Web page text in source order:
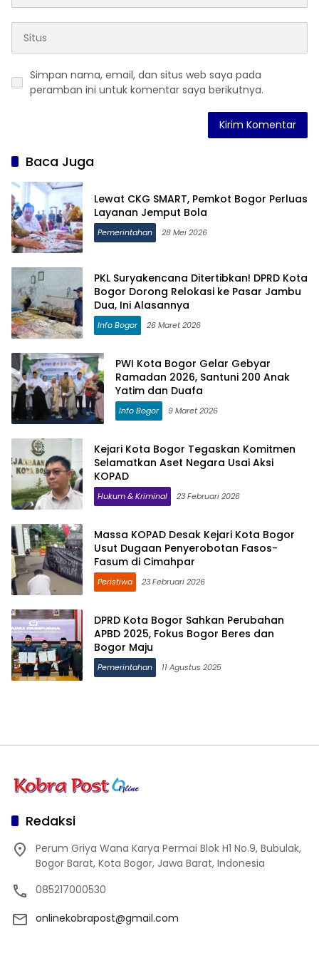
Simpan nama, email, dan situs web saya pada
peramban ini untuk komentar saya berikutnya.
Baca Juga
Lewat CKG SMART, Pemkot Bogor Perluas
Layanan Jemput Bola
Pemerintahan 28 Mei 2026
PKL Suryakencana Ditertibkan! DPRD Kota
Bogor Dorong Relokasi ke Pasar Jambu
Dua, Ini Alasannya
Info Bogor 26 Maret 2026
PWI Kota Bogor Gelar Gebyar
Ramadan 2026, Santuni 200 Anak
Yatim dan Duafa
Info Bogor 9 Maret 2026
Kejari Kota Bogor Tegaskan Komitmen
Selamatkan Aset Negara Usai Aksi
KOPAD
Hukum & Kriminal 23 Februari 2026
Massa KOPAD Desak Kejari Kota Bogor
Usut Dugaan Penyerobotan Fasos-
Fasum di Cimahpar
Peristiwa 23 Februari 2026
DPRD Kota Bogor Sahkan Perubahan
APBD 2025, Fokus Bogor Beres dan
Bogor Maju
Pemerintahan 11 Agustus 2025
Redaksi
Perum Griya Wana Karya Permai Blok H1 No.9, Bubulak,
Bogor Barat, Kota Bogor, Jawa Barat, Indonesia
085217000530
onlinekobrapost@gmail.com